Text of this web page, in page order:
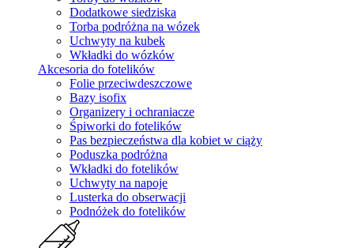
Dodatkowe siedziska
Torba podróżna na wózek
Uchwyty na kubek
Wkładki do wózków
Akcesoria do fotelików
Folie przeciwdeszczowe
Bazy isofix
Organizery i ochraniacze
Śpiworki do fotelików
Pas bezpieczeństwa dla kobiet w ciąży
Poduszka podróżna
Wkładki do fotelików
Uchwyty na napoje
Lusterka do obserwacji
Podnóżek do fotelików